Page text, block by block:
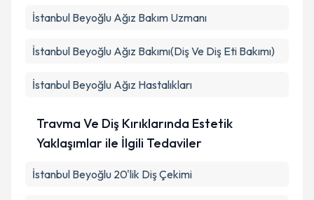
İstanbul Beyoğlu Ağız Bakım Uzmanı
İstanbul Beyoğlu Ağız Bakımı(Diş Ve Diş Eti Bakımı)
İstanbul Beyoğlu Ağız Hastalıkları
Travma Ve Diş Kırıklarında Estetik
Yaklaşımlar ile İlgili Tedaviler
İstanbul Beyoğlu 20'lik Diş Çekimi